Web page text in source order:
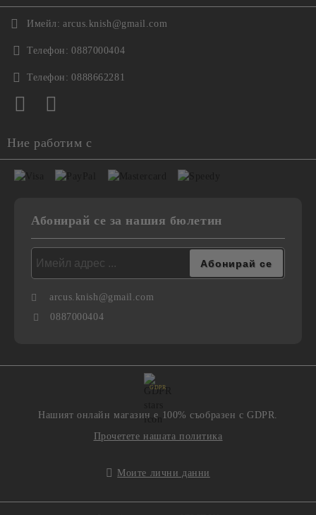
Имейл: arcus.knish@gmail.com
Телефон: 0887000404
Телефон: 0888662281
Ние работим с
Абонирай се за нашия бюлетин
arcus.knish@gmail.com
0887000404
GDPR
Нашият онлайн магазин е 100% съобразен с GDPR.
Прочетете нашата политика
Моите лични данни